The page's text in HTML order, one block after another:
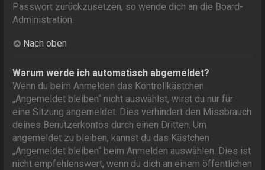
Passwort zurückzusetzen, so wende dich an die Board-
Administration.
Nach oben
Warum werde ich automatisch abgemeldet?
Wenn du beim Anmelden das Kontrollkästchen
„Angemeldet bleiben“ nicht auswählst, wirst du nur für
eine Sitzung angemeldet. Dies verhindert den Missbrauch
deines Benutzerkontos durch einen Dritten. Um
angemeldet zu bleiben, kannst du das Kästchen
„Angemeldet bleiben“ beim Anmelden auswählen. Dies ist
nicht empfehlenswert, wenn du dich an einem öffentlichen